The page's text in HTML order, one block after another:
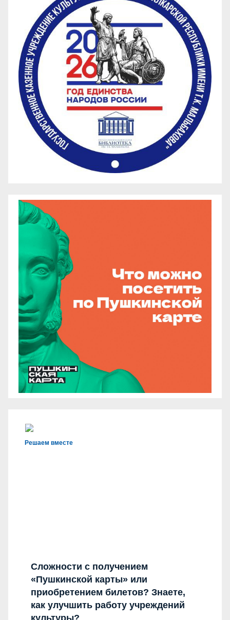
Решаем вместе
Сложности с получением
«Пушкинской карты» или
приобретением билетов? Знаете,
как улучшить работу учреждений
культуры?